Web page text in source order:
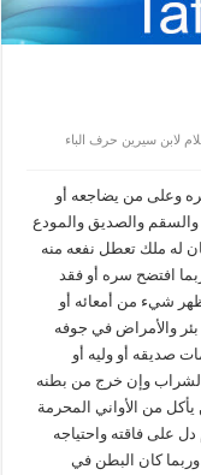
لابن سيرين حرف الباء
وعلى من يضاجعه أو
والصديق والمودع
له ملك تعطل نفعه منه
افتضح سره أو فقد
شيء من أمعائه أو
والأمراض في جوفه
صديقه أو وليه أو
وإن خرج من بطنه
من الأواني المحرمة
على فاقته واحتياجه
كان البطن في